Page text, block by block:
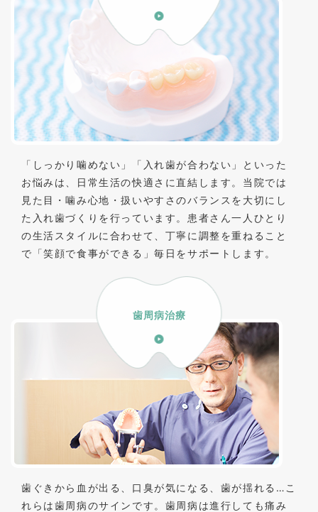
「しっかり噛めない」「入れ歯が合わない」といった
お悩みは、日常生活の快適さに直結します。当院では
見た目・噛み心地・扱いやすさのバランスを大切にし
た入れ歯づくりを行っています。患者さん一人ひとり
の生活スタイルに合わせて、丁寧に調整を重ねること
で「笑顔で食事ができる」毎日をサポートします。
歯周病治療
歯ぐきから血が出る、口臭が気になる、歯が揺れる…こ
れらは歯周病のサインです。歯周病は進行しても痛み